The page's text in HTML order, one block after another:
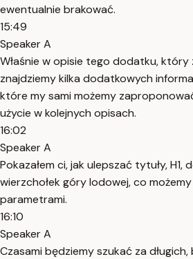
ewentualnie brakować.
15:49
Speaker A
Właśnie w opisie tego dodatku, który
znajdziemy kilka dodatkowych
które my sami możemy
użycie w kolejnych opisach.
16:02
Speaker A
Pokazałem ci, jak ulepszać tytuły,
wierzchołek góry lodowej, co
parametrami.
16:10
Speaker A
Czasami będziemy szukać za